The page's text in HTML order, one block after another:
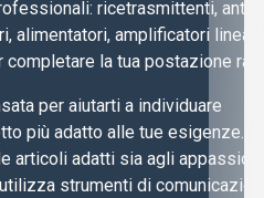
ricetrasmittenti,
alimentatori, amplificatori
la tua postazione
per aiutarti a individuare
più adatto alle tue esigenze.
articoli adatti sia agli
strumenti di